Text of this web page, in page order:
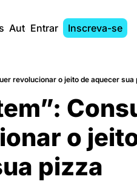
AutoresEntrar Inscreva-se
revolucionar o jeito de aquecer sua
o
pizza